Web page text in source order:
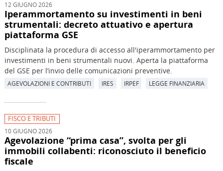
12 GIUGNO 2026
Iperammortamento su investimenti in beni
strumentali: decreto attuativo e apertura
piattaforma GSE
Disciplinata la procedura di accesso all'iperammortamento per
investimenti in beni strumentali nuovi. Aperta la piattaforma
del GSE per l’invio delle comunicazioni preventive.
AGEVOLAZIONI E CONTRIBUTI IRES IRPEF LEGGE FINANZIARIA
FISCO E TRIBUTI
10 GIUGNO 2026
Agevolazione “prima casa”, svolta per gli
immobili collabenti: riconosciuto il beneficio
fiscale